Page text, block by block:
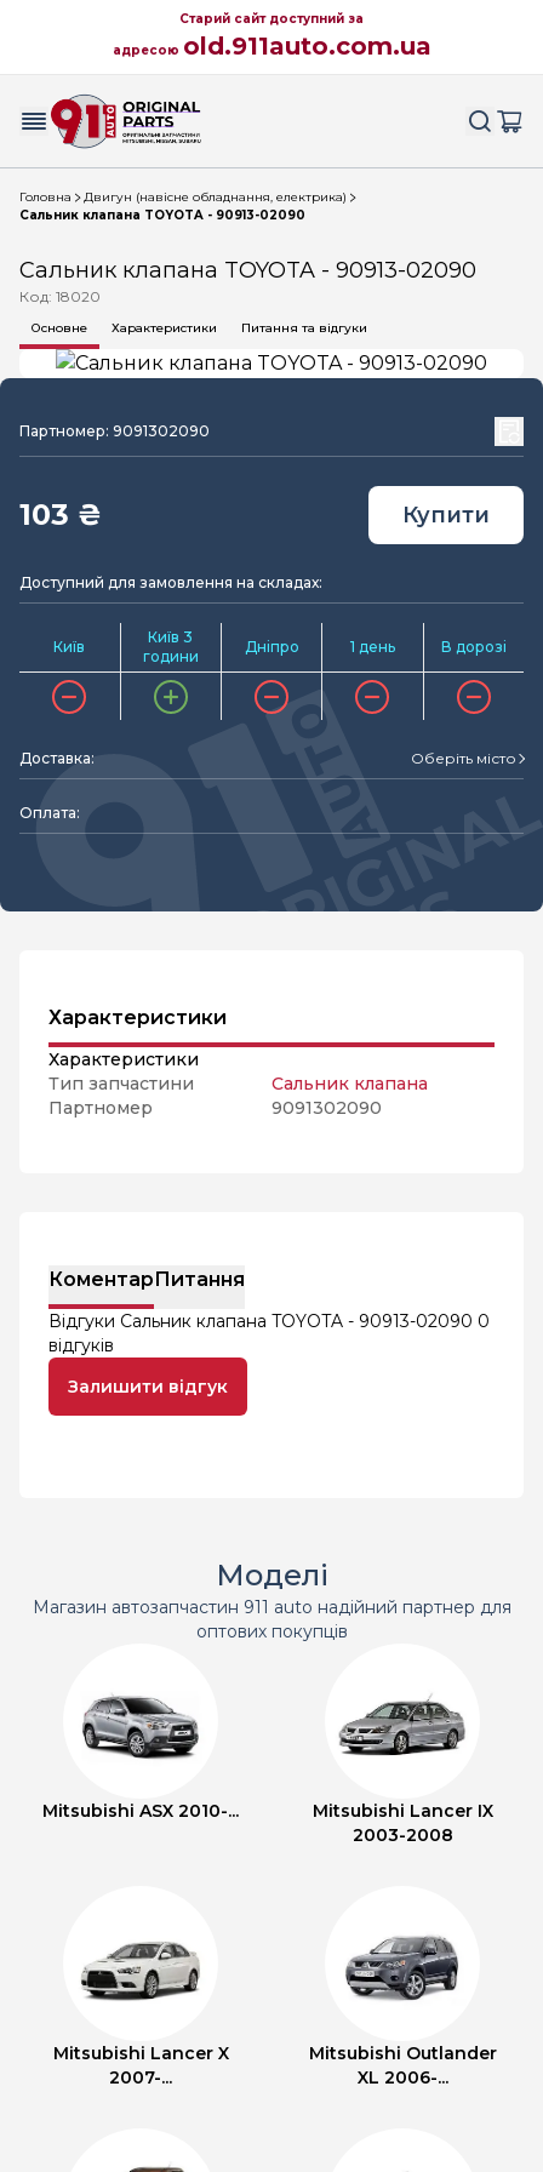
Старий сайт доступний за
адресою old.911auto.com.ua
Головна
Двигун (навісне обладнання, електрика)
Сальник клапана TOYOTA - 90913-02090
Сальник клапана TOYOTA - 90913-02090
Код: 18020
Основне Характеристики Питання та відгуки
Партномер: 9091302090
103 ₴ Купити
Доступний для замовлення на складах:
Київ
Київ 3
години
Дніпро 1 день В дорозі
Доставка: Оберіть місто
Оплата:
Характеристики
Характеристики
Тип запчастини
Сальник клапана
Партномер
9091302090
КоментарПитання
Відгуки Сальник клапана TOYOTA - 90913-02090 0
відгуків
Залишити відгук
Моделі
Магазин автозапчастин 911 auto надійний партнер для
оптових покупців
Mitsubishi ASX 2010-...
Mitsubishi Lancer IX
2003-2008
Mitsubishi Lancer X
2007-...
Mitsubishi Outlander
XL 2006-...